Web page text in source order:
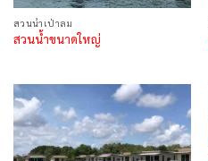
สวนน้ำเป่าลม
สวนน้ำขนาดใหญ่